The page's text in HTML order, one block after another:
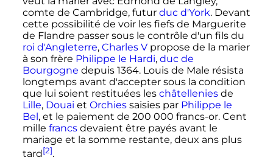
comte de Cambridge, futur duc d'York. Devant
cette possibilité de voir les fiefs de Marguerite
de Flandre passer sous le contrôle d'un fils du
roi d'Angleterre, Charles Vpropose de la marier
à son frère Philippe le Hardi, duc de
Bourgogne depuis 1364. Louis de Male résista
longtemps avant d'accepter sous la condition
que lui soient restituées les châtelleniesde
Lille, Douai et Orchiessaisies par Philippe le
Bel, et le paiement de 200 000 francs-or. Cent
mille francsdevaient être payés avant le
mariage et la somme restante, deux ans plus
tard[2].